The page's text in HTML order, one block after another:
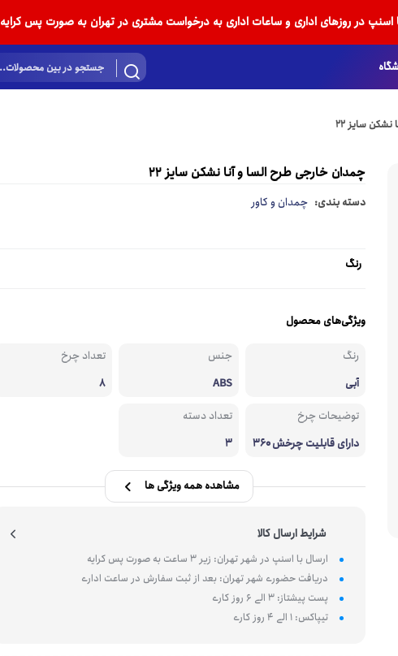
اسنپ در روزهای اداری و ساعات اداری به درخواست مشتری در تهران به صورت پس کرایه
سایز 22
چمدان خارجی طرح السا و آنا نشکن سایز 22
دسته بندی: چمدان و کاور
رنگ
ویژگی‌های محصول
رنگ
آبی
جنس
ABS
تعداد چرخ
8
توضیحات چرخ
دارای قابلیت چرخش ۳۶۰
تعداد دسته
3
مشاهده همه ویژگی ها
شرایط ارسال کالا
ارسال با اسنپ در شهر تهران: زیر 3 ساعت به صورت پس کرایه
دریافت حضوری شهر تهران: بعد از ثبت سفارش در ساعت اداری
پست پیشتاز: 3 الی 6 روز کاری
تیپاکس: 1 الی 4 روز کاری